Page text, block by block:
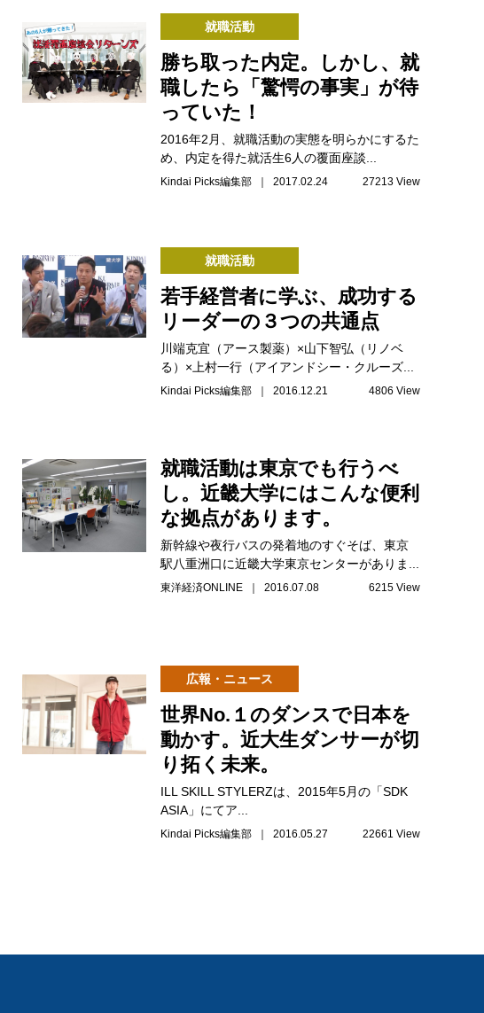
就職活動
勝ち取った内定。しかし、就
職したら「驚愕の事実」が待
っていた！
2016年2月、就職活動の実態を明らかにするた
め、内定を得た就活生6人の覆面座談...
Kindai Picks編集部 ｜ 2017.02.24 27213 View
就職活動
若手経営者に学ぶ、成功する
リーダーの３つの共通点
川端克宜（アース製薬）×山下智弘（リノベ
る）×上村一行（アイアンドシー・クルーズ...
Kindai Picks編集部 ｜ 2016.12.21 4806 View
就職活動は東京でも行うべ
し。近畿大学にはこんな便利
な拠点があります。
新幹線や夜行バスの発着地のすぐそば、東京
駅八重洲口に近畿大学東京センターがありま...
東洋経済ONLINE ｜ 2016.07.08 6215 View
広報・ニュース
世界No.１のダンスで日本を
動かす。近大生ダンサーが切
り拓く未来。
ILL SKILL STYLERZは、2015年5月の「SDK
ASIA」にてア...
Kindai Picks編集部 ｜ 2016.05.27 22661 View